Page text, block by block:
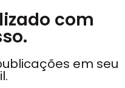
com
em seu